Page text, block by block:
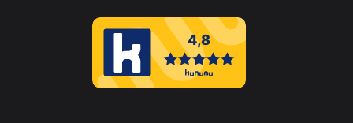
Erfahren Sie mehr über dieses Bewertungssiegel
16.07.2026